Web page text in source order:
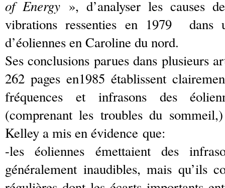
of Energy », d’analyser les causes
vibrations ressenties en 1979 dans
d’éoliennes en Caroline du nord.
Ses conclusions parues dans plusieurs
262 pages en1985 établissent
fréquences et infrasons des
(comprenant les troubles du
Kelley a mis en évidence que:
-les éoliennes émettaient des
généralement inaudibles, mais qu’ils